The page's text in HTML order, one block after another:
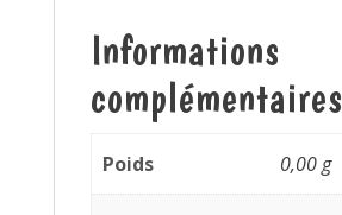
Informations
complémentaires
Poids 0,00 g